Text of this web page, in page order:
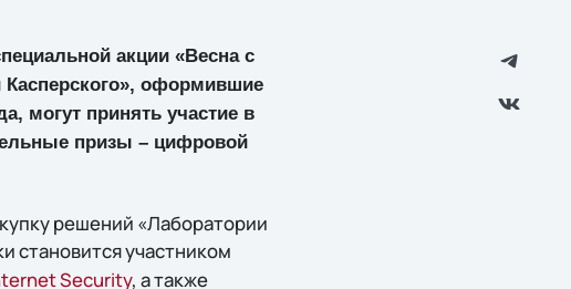
акции «Весна с
Касперского», оформившие
могут принять участие в
призы – цифровой
решений «Лаборатории
становится участником
Security, а также